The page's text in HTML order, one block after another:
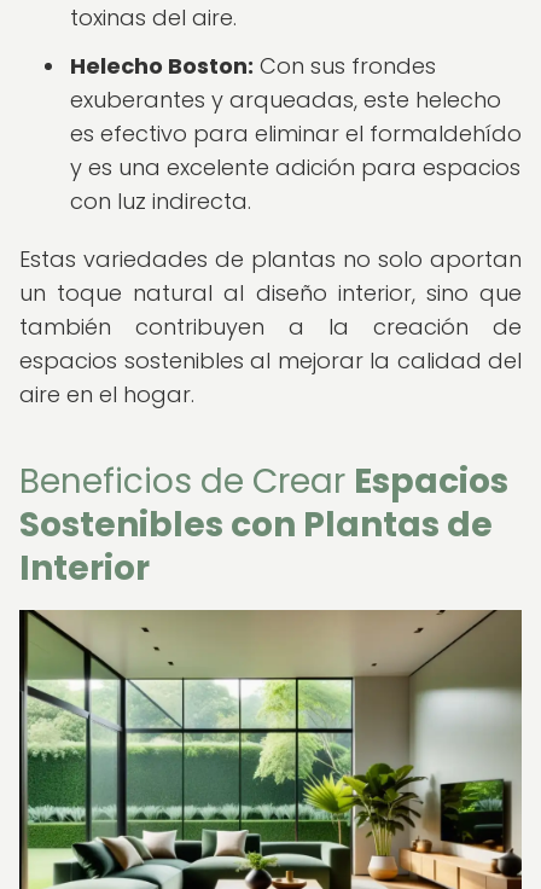
toxinas del aire.
Helecho Boston: Con sus frondes
exuberantes y arqueadas, este helecho
es efectivo para eliminar el formaldehído
y es una excelente adición para espacios
con luz indirecta.
Estas variedades de plantas no solo aportan
un toque natural al diseño interior, sino que
también contribuyen a la creación de
espacios sostenibles al mejorar la calidad del
aire en el hogar.
Beneficios de Crear Espacios
Sostenibles con Plantas de
Interior